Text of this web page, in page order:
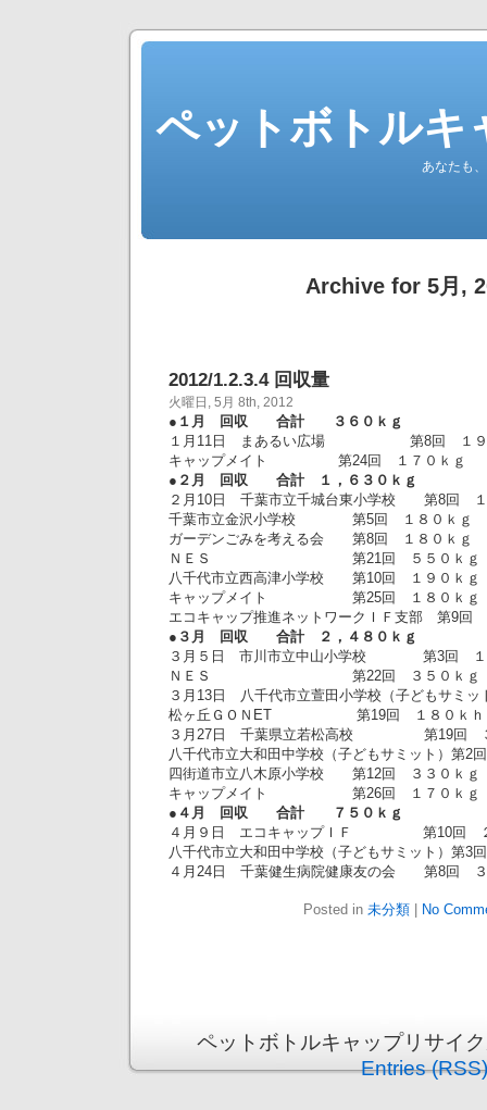
ペットボトルキ
あなたも
Archive for 5月,
2012/1.2.3.4 回収量
火曜日, 5月 8th, 2012
●１月 回収 合計 ３６０ｋｇ
１月11日 まあるい広場 第8回 １９
キャップメイト 第24回 １７０ｋｇ
●２月 回収 合計 １，６３０ｋｇ
２月10日 千葉市立千城台東小学校 第8回 １
千葉市立金沢小学校 第5回 １８０ｋｇ
ガーデンごみを考える会 第8回 １８０ｋｇ
ＮＥＳ 第21回 ５５０ｋｇ
八千代市立西高津小学校 第10回 １９０ｋｇ
キャップメイト 第25回 １８０ｋｇ
エコキャップ推進ネットワークＩＦ支部 第9回
●３月 回収 合計 ２，４８０ｋｇ
３月５日 市川市立中山小学校 第3回 １
ＮＥＳ 第22回 ３５０ｋｇ
３月13日 八千代市立萱田小学校（子どもサミ
松ヶ丘ＧＯＮET 第19回 １８０ｋｈ
３月27日 千葉県立若松高校 第19回 ３
八千代市立大和田中学校（子どもサミット）第2
四街道市立八木原小学校 第12回 ３３０ｋｇ
キャップメイト 第26回 １７０ｋｇ
●４月 回収 合計 ７５０ｋｇ
４月９日 エコキャップＩＦ 第10回 ２
八千代市立大和田中学校（子どもサミット）第3
４月24日 千葉健生病院健康友の会 第8回 ３
Posted in 未分類| No
ペットボトルキャップリサイ
Entries (RSS)